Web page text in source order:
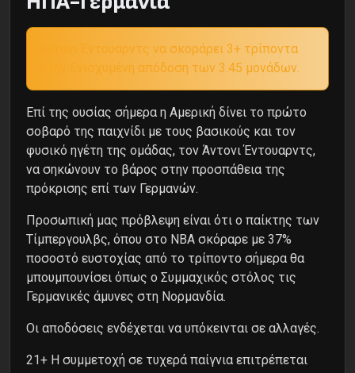
Άντονι Έντουαρντς να σκοράρει 3+ τρίποντα
στην Ενισχυμένη απόδοση των 3.45 μονάδων.
Επί της ουσίας σήμερα η Αμερική δίνει το πρώτο
σοβαρό της παιχνίδι με τους βασικούς και τον
φυσικό ηγέτη της ομάδας, τον Άντονι Έντουαρντς,
να σηκώνουν το βάρος στην προσπάθεια της
πρόκρισης επί των Γερμανών.
Προσωπική μας πρόβλεψη είναι ότι ο παίκτης των
Τίμπεργουλβς, όπου στο ΝΒΑ σκόραρε με 37%
ποσοστό ευστοχίας από το τρίποντο σήμερα θα
μπουμπουνίσει όπως ο Συμμαχικός στόλος τις
Γερμανικές άμυνες στη Νορμανδία.
Oι αποδόσεις ενδέχεται να υπόκεινται σε αλλαγές.
21+ Η συμμετοχή σε τυχερά παίγνια επιτρέπεται